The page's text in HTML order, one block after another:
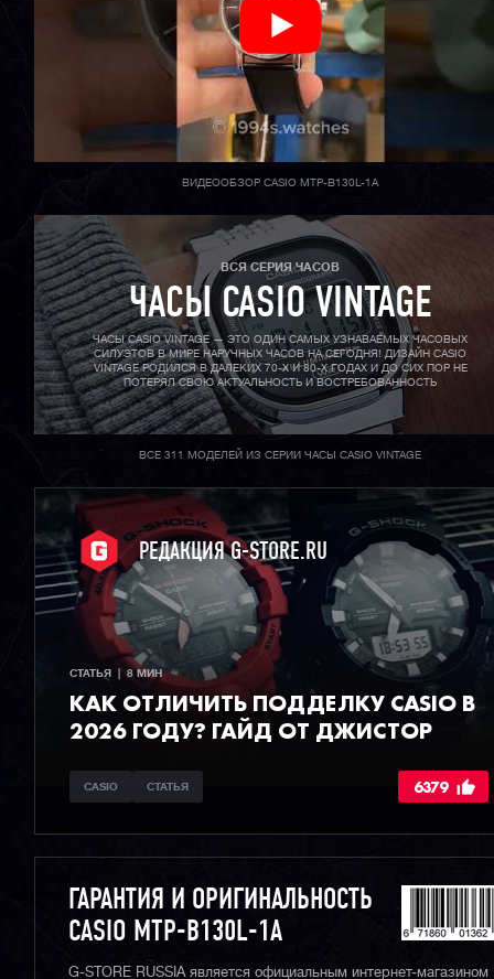
ВИДЕООБЗОР CASIO MTP-B130L-1A
ВСЯ СЕРИЯ ЧАСОВ
ЧАСЫ CASIO VINTAGE
ЧАСЫ CASIO VINTAGE — ЭТО ОДИН САМЫХ УЗНАВАЕМЫХ ЧАСОВЫХ
СИЛУЭТОВ В МИРЕ НАРУЧНЫХ ЧАСОВ НА СЕГОДНЯ! ДИЗАЙН CASIO
VINTAGE РОДИЛСЯ В ДАЛЕКИХ 70-X И 80-X ГОДАХ И ДО СИХ ПОР НЕ
ПОТЕРЯЛ СВОЮ АКТУАЛЬНОСТЬ И ВОСТРЕБОВАННОСТЬ
ВСЕ 311 МОДЕЛЕЙ ИЗ СЕРИИ ЧАСЫ CASIO VINTAGE
РЕДАКЦИЯ G-STORE.RU
СТАТЬЯ  |  8 МИН
КАК ОТЛИЧИТЬ ПОДДЕЛКУ CASIO В
2026 ГОДУ? ГАЙД ОТ ДЖИСТОР
CASIO СТАТЬЯ 6379
ГАРАНТИЯ И ОРИГИНАЛЬНОСТЬ
CASIO MTP-B130L-1A
G-STORE RUSSIA является официальным интернет-магазином